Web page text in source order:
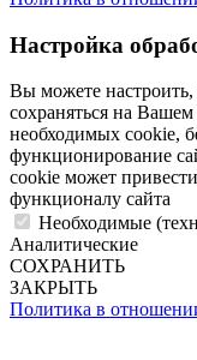
Настройка
Вы можете
сохраняться на
необходимых cookie,
функционирование
cookie может
функционалу сайта
Необходимые
Аналитические
СОХРАНИТЬ
ЗАКРЫТЬ
Политика в